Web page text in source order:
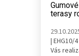
terasy
| EHG10/
Vás